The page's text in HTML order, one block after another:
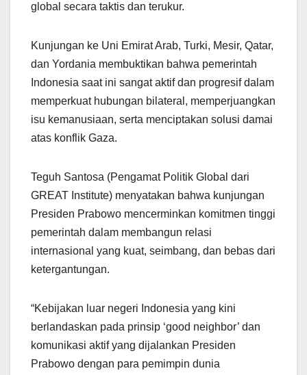
global secara taktis dan terukur.
Kunjungan ke Uni Emirat Arab, Turki, Mesir, Qatar,
dan Yordania membuktikan bahwa pemerintah
Indonesia saat ini sangat aktif dan progresif dalam
memperkuat hubungan bilateral, memperjuangkan
isu kemanusiaan, serta menciptakan solusi damai
atas konflik Gaza.
Teguh Santosa (Pengamat Politik Global dari
GREAT Institute) menyatakan bahwa kunjungan
Presiden Prabowo mencerminkan komitmen tinggi
pemerintah dalam membangun relasi
internasional yang kuat, seimbang, dan bebas dari
ketergantungan.
“Kebijakan luar negeri Indonesia yang kini
berlandaskan pada prinsip ‘good neighbor’ dan
komunikasi aktif yang dijalankan Presiden
Prabowo dengan para pemimpin dunia